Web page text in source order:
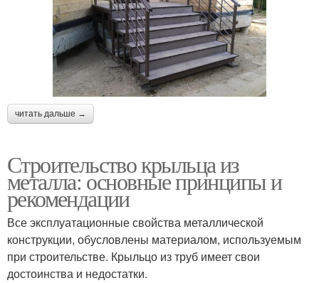
читать дальше →
Строительство крыльца из
металла: основные принципы и
рекомендации
Все эксплуатационные свойства металлической
конструкции, обусловлены материалом, используемым
при строительстве. Крыльцо из труб имеет свои
достоинства и недостатки.